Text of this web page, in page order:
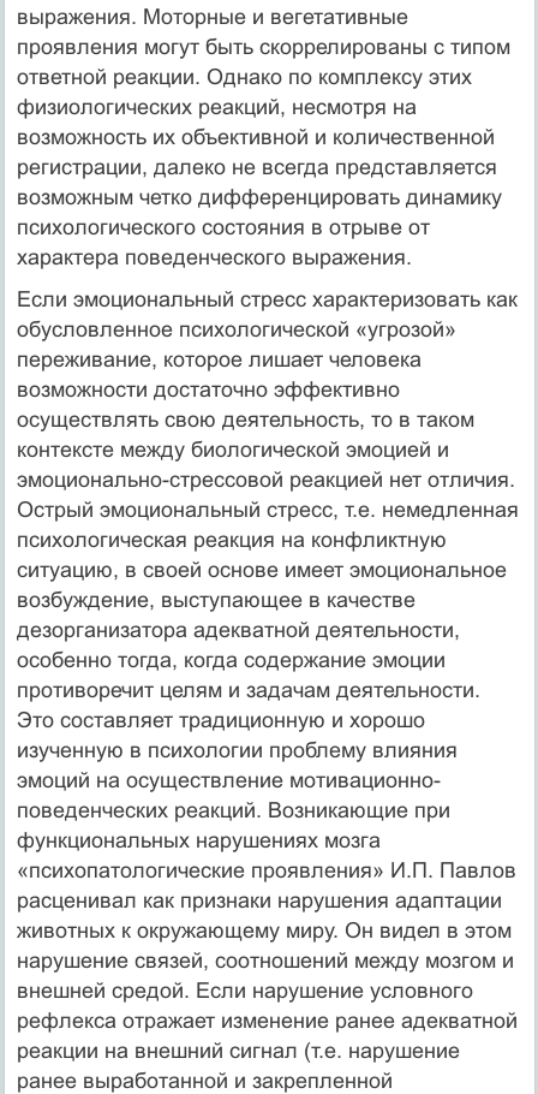
выражения. Моторные и вегетативные
проявления могут быть скоррелированы с типом
ответной реакции. Однако по комплексу этих
физиологических реакций, несмотря на
возможность их объективной и количественной
регистрации, далеко не всегда представляется
возможным четко дифференцировать динамику
психологического состояния в отрыве от
характера поведенческого выражения.
Если эмоциональный стресс характеризовать как
обусловленное психологической «угрозой»
переживание, которое лишает человека
возможности достаточно эффективно
осуществлять свою деятельность, то в таком
контексте между биологической эмоцией и
эмоционально-стрессовой реакцией нет отличия.
Острый эмоциональный стресс, т.е. немедленная
психологическая реакция на конфликтную
ситуацию, в своей основе имеет эмоциональное
возбуждение, выступающее в качестве
дезорганизатора адекватной деятельности,
особенно тогда, когда содержание эмоции
противоречит целям и задачам деятельности.
Это составляет традиционную и хорошо
изученную в психологии проблему влияния
эмоций на осуществление мотивационно-
поведенческих реакций. Возникающие при
функциональных нарушениях мозга
«психопатологические проявления» И.П. Павлов
расценивал как признаки нарушения адаптации
животных к окружающему миру. Он видел в этом
нарушение связей, соотношений между мозгом и
внешней средой. Если нарушение условного
рефлекса отражает изменение ранее адекватной
реакции на внешний сигнал (т.е. нарушение
ранее выработанной и закрепленной